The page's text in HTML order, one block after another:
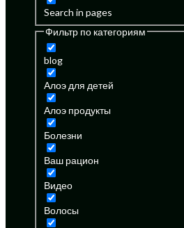
Search in pages
Фильтр по категориям
blog
Алоэ для детей
Алоэ продукты
Болезни
Ваш рацион
Видео
Волосы